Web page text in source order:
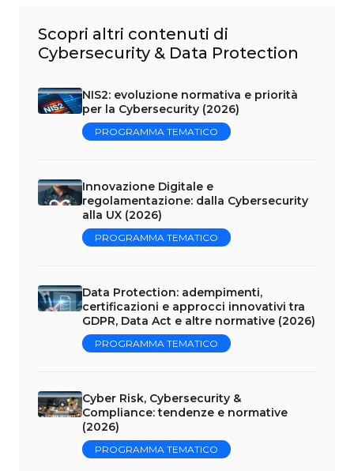
Scopri altri contenuti di
Cybersecurity & Data Protection
NIS2: evoluzione normativa e priorità
per la Cybersecurity (2026)
PROGRAMMA TEMATICO
Innovazione Digitale e
regolamentazione: dalla Cybersecurity
alla UX (2026)
PROGRAMMA TEMATICO
Data Protection: adempimenti,
certificazioni e approcci innovativi tra
GDPR, Data Act e altre normative (2026)
PROGRAMMA TEMATICO
Cyber Risk, Cybersecurity &
Compliance: tendenze e normative
(2026)
PROGRAMMA TEMATICO